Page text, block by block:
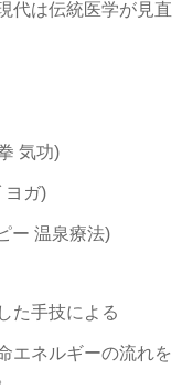
代は伝統医学が見直
気功)
ヨガ)
ー 温泉療法)
た手技による
エネルギーの流れを